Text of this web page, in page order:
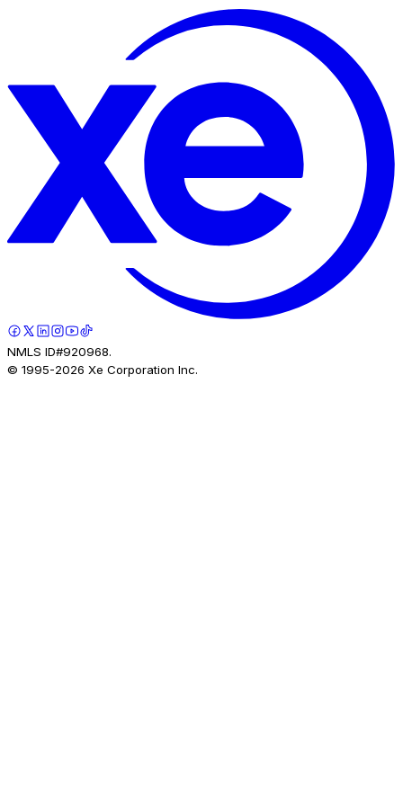
NMLS ID#920968.
© 1995-2026 Xe Corporation Inc.